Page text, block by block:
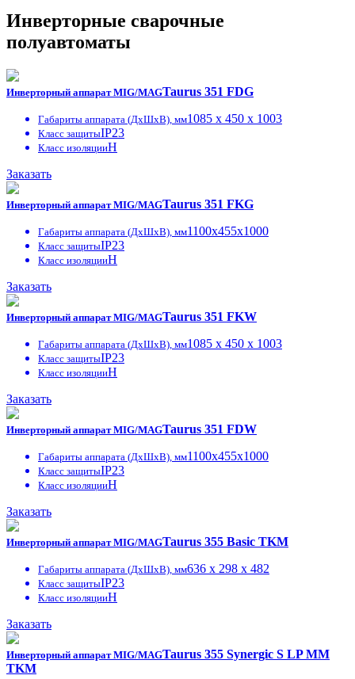
Инверторные сварочные
полуавтоматы
Инверторный аппарат MIG/MAGTaurus 351 FDG
Габариты аппарата (ДxШxВ), мм1085 x 450 x 1003
Класс защитыIP23
Класс изоляцииH
Заказать
Инверторный аппарат MIG/MAGTaurus 351 FKG
Габариты аппарата (ДxШxВ), мм1100x455x1000
Класс защитыIP23
Класс изоляцииH
Заказать
Инверторный аппарат MIG/MAGTaurus 351 FKW
Габариты аппарата (ДxШxВ), мм1085 x 450 x 1003
Класс защитыIP23
Класс изоляцииH
Заказать
Инверторный аппарат MIG/MAGTaurus 351 FDW
Габариты аппарата (ДxШxВ), мм1100x455x1000
Класс защитыIP23
Класс изоляцииH
Заказать
Инверторный аппарат MIG/MAGTaurus 355 Basic TKM
Габариты аппарата (ДxШxВ), мм636 x 298 x 482
Класс защитыIP23
Класс изоляцииH
Заказать
Инверторный аппарат MIG/MAGTaurus 355 Synergic S LP MM
TKM